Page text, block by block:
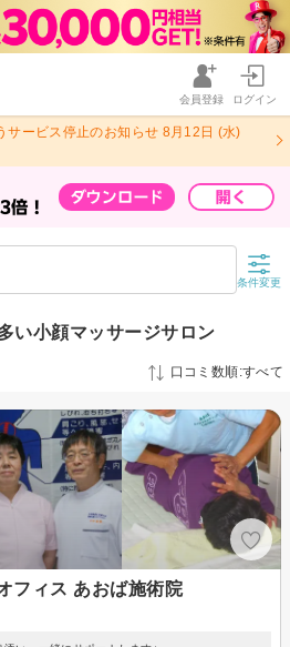
会員登録 ログイン
サービス停止のお知らせ 8月12日 (水)
条件変更
い小顔マッサージサロン
口コミ数順:すべて
フィス あおば施術院